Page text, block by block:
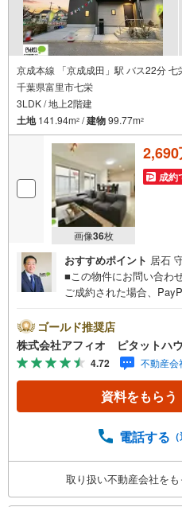
京成本線 「京成成田」駅 バス22分
千葉県富里市七栄
3LDK / 地上2階建
土地141.94m2 /建物99.77m2
画像36枚
成約
おすすめポイント 居石
■この物件にお問い合わ
ご成約された場合、
中‥365日ご案内いつで
バス22分、「七栄三叉路
■長期優良住宅■家族みん
帖■リビング全体を見渡
納有り！お部屋がきれ
ゼットでたくさんの洋
リークローク・豊富な
顔のために。・* 千葉
ィオにお任せください
探しの、心強いパート
ゴールド推奨店
株式会社アフィオ ピタットハ
4.72 不動産会
資料をもらう
電話する
取り扱い不動産会社を